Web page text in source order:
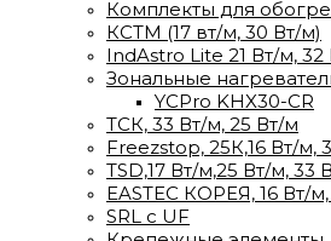
Комплекты для
КСТМ (17 вт/м, 30 Вт/м)
IndAstro Lite 21 Вт/м,
Зональные
YCPro KHX30-CR
ТСК, 33 Вт/м, 25 Вт/м
Freezstop, 25К,16 Вт/м,
TSD,17 Вт/м,25 Вт/м, 33
EASTEC КОРЕЯ, 16 Вт/
SRL с UF